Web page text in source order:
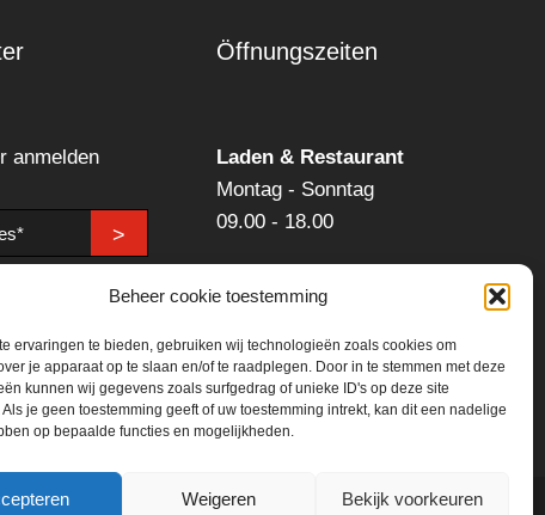
Beheer cookie toestemming
ervaringen te bieden, gebruiken wij technologieën zoals cookies om
je apparaat op te slaan en/of te raadplegen. Door in te stemmen met deze
kunnen wij gegevens zoals surfgedrag of unieke ID's op deze site
je geen toestemming geeft of uw toestemming intrekt, kan dit een nadelige
op bepaalde functies en mogelijkheden.
Weigeren Bekijk voorkeuren
anmelden
>
Öffnungszeiten
Laden & Restaurant
Montag - Sonntag
09.00 - 18.00
Getränkemarkt:
09.00 - 18.00